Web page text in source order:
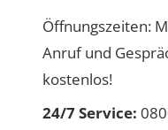
Öffnungszeiten:
Anruf und
kostenlos!
24/7 Service: